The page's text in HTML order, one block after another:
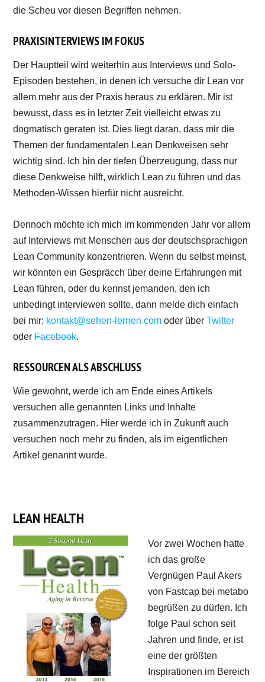
die Scheu vor diesen Begriffen nehmen.
PRAXISINTERVIEWS IM FOKUS
Der Hauptteil wird weiterhin aus Interviews und Solo-
Episoden bestehen, in denen ich versuche dir Lean vor
allem mehr aus der Praxis heraus zu erklären. Mir ist
bewusst, dass es in letzter Zeit vielleicht etwas zu
dogmatisch geraten ist. Dies liegt daran, dass mir die
Themen der fundamentalen Lean Denkweisen sehr
wichtig sind. Ich bin der tiefen Überzeugung, dass nur
diese Denkweise hilft, wirklich Lean zu führen und das
Methoden-Wissen hierfür nicht ausreicht.
Dennoch möchte ich mich im kommenden Jahr vor allem
auf Interviews mit Menschen aus der deutschsprachigen
Lean Community konzentrieren. Wenn du selbst meinst,
wir könnten ein Gespräcch über deine Erfahrungen mit
Lean führen, oder du kennst jemanden, den ich
unbedingt interviewen sollte, dann melde dich einfach
bei mir: kontakt@sehen-lernen.com oder überTwitter
oderFacebook.
RESSOURCEN ALS ABSCHLUSS
Wie gewohnt, werde ich am Ende eines Artikels
versuchen alle genannten Links und Inhalte
zusammenzutragen. Hier werde ich in Zukunft auch
versuchen noch mehr zu finden, als im eigentlichen
Artikel genannt wurde.
LEAN HEALTH
Vor zwei Wochen hatte
ich das große
Vergnügen Paul Akers
von Fastcap bei metabo
begrüßen zu dürfen. Ich
folge Paul schon seit
Jahren und finde, er ist
eine der größten
Inspirationen im Bereich